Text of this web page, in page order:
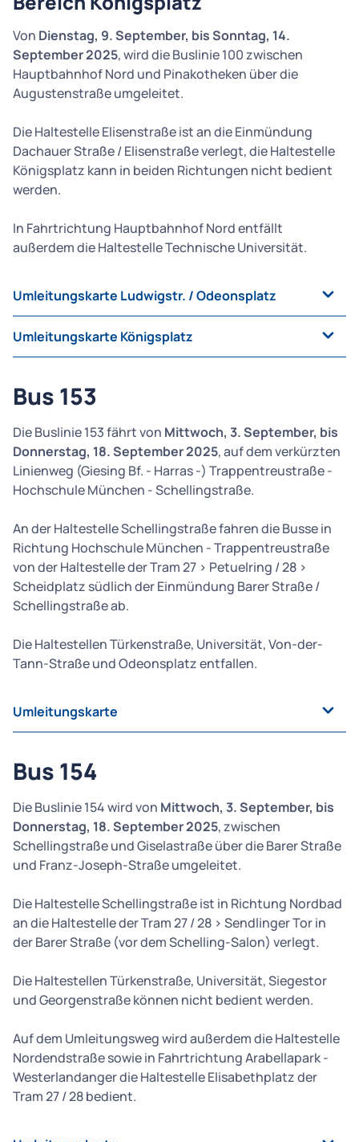
Von Dienstag, 9. September, bis Sonntag, 14.
September 2025, wird die Buslinie 100 zwischen
Hauptbahnhof Nord und Pinakotheken über die
Augustenstraße umgeleitet.
Die Haltestelle Elisenstraße ist an die Einmündung
Dachauer Straße / Elisenstraße verlegt, die Haltestelle
Königsplatz kann in beiden Richtungen nicht bedient
werden.
In Fahrtrichtung Hauptbahnhof Nord entfällt
außerdem die Haltestelle Technische Universität.
Umleitungskarte Ludwigstr. / Odeonsplatz
Umleitungskarte Königsplatz
Bus 153
Die Buslinie 153 fährt von Mittwoch, 3. September, bis
Donnerstag, 18. September 2025, auf dem verkürzten
Linienweg (Giesing Bf. - Harras -) Trappentreustraße -
Hochschule München - Schellingstraße.
An der Haltestelle Schellingstraße fahren die Busse in
Richtung Hochschule München - Trappentreustraße
von der Haltestelle der Tram 27 > Petuelring / 28 >
Scheidplatz südlich der Einmündung Barer Straße /
Schellingstraße ab.
Die Haltestellen Türkenstraße, Universität, Von-der-
Tann-Straße und Odeonsplatz entfallen.
Umleitungskarte
Bus 154
Die Buslinie 154 wird von Mittwoch, 3. September, bis
Donnerstag, 18. September 2025, zwischen
Schellingstraße und Giselastraße über die Barer Straße
und Franz-Joseph-Straße umgeleitet.
Die Haltestelle Schellingstraße ist in Richtung Nordbad
an die Haltestelle der Tram 27 / 28 > Sendlinger Tor in
der Barer Straße (vor dem Schelling-Salon) verlegt.
Die Haltestellen Türkenstraße, Universität, Siegestor
und Georgenstraße können nicht bedient werden.
Auf dem Umleitungsweg wird außerdem die Haltestelle
Nordendstraße sowie in Fahrtrichtung Arabellapark -
Westerlandanger die Haltestelle Elisabethplatz der
Tram 27 / 28 bedient.